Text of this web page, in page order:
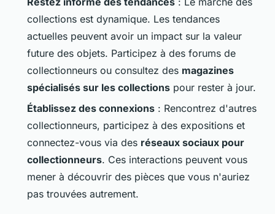
collections est dynamique. Les tendances
actuelles peuvent avoir un impact sur la valeur
future des objets. Participez à des forums de
collectionneurs ou consultez des magazines
spécialisés sur les collections pour rester à jour.
Établissez des connexions : Rencontrez d'autres
collectionneurs, participez à des expositions et
connectez-vous via des réseaux sociaux pour
collectionneurs. Ces interactions peuvent vous
mener à découvrir des pièces que vous n'auriez
pas trouvées autrement.